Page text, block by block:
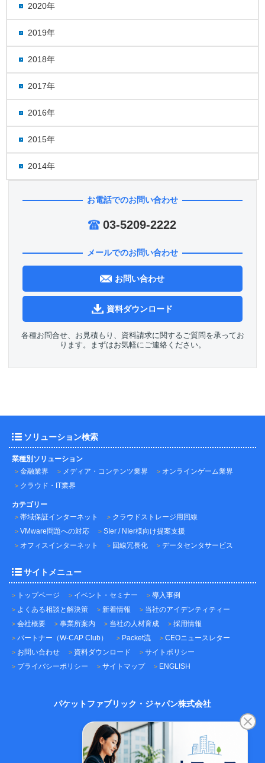
2020年
2019年
2018年
2017年
2016年
2015年
2014年
お電話でのお問い合わせ
03-5209-2222
メールでのお問い合わせ
お問い合わせ
資料ダウンロード
各種お問合せ、お見積もり、資料請求に関するご質問を承ってお
ります。まずはお気軽にご連絡ください。
ソリューション検索
業種別ソリューション
金融業界
メディア・コンテンツ業界
オンラインゲーム業界
クラウド・IT業界
カテゴリー
帯域保証インターネット
クラウドストレージ用回線
VMware問題への対応
SIer / NIer様向け提案支援
オフィスインターネット
回線冗長化 データセンタサービス
サイトメニュー
トップページ イベント・セミナー
導入事例
よくある相談と解決策
新着情報
当社のアイデンティティー
会社概要
事業所案内 当社の人材育成
採用情報
パートナー（W-CAP Club）
Packet流
CEOニュースレター
お問い合わせ
資料ダウンロード
サイトポリシー
プライバシーポリシー
サイトマップ ENGLISH
パケットファブリック・ジャパン株式会社
〒101-0045
東京都千代田区神田鍛冶町3-3-12
神田鍛冶町千歳ビル7F
TEL：03-5209-2222（代表）